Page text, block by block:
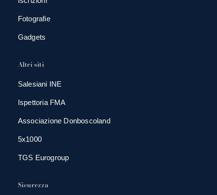
Fotografie
Gadgets
Altri siti
Salesiani INE
Ispettoria FMA
Associazione Donboscoland
5x1000
TGS Eurogroup
Sicurezza